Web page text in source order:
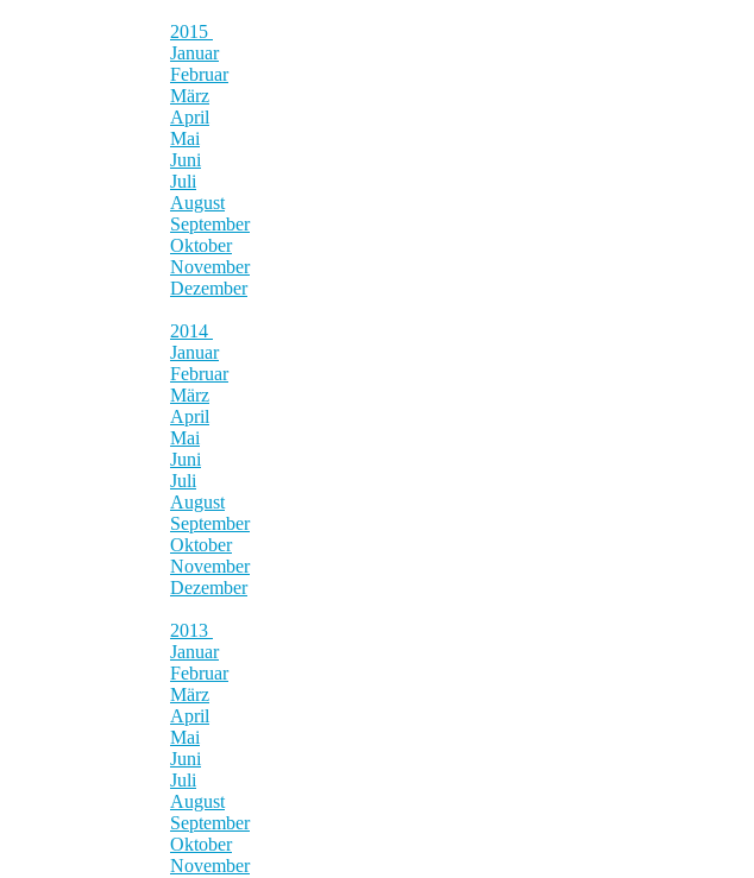
2015
Januar
Februar
März
April
Mai
Juni
Juli
August
September
Oktober
November
Dezember
2014
Januar
Februar
März
April
Mai
Juni
Juli
August
September
Oktober
November
Dezember
2013
Januar
Februar
März
April
Mai
Juni
Juli
August
September
Oktober
November